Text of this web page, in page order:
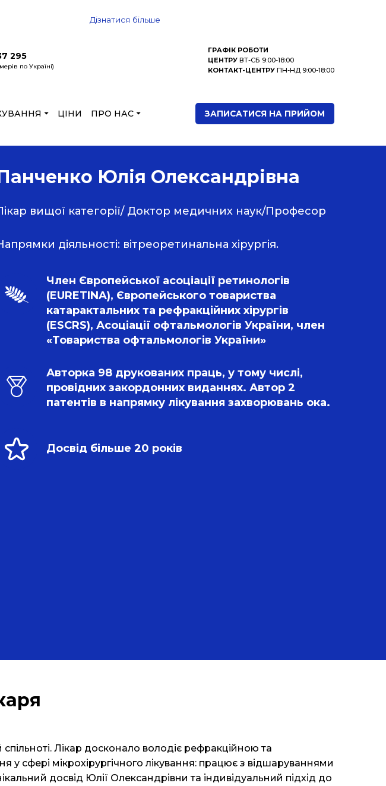
Дізнатися більше
295
по Україні)
ГРАФІК РОБОТИ
ЦЕНТРУ ВТ-СБ 9:00-18:00
КОНТАКТ-ЦЕНТРУ ПН-НД 9:00-18:00
ЦІНИ ПРО НАС ЗАПИСАТИСЯ НА ПРИЙОМ
Юлія Олександрівна
вищої категорії/ Доктор медичних наук/Професор
діяльності: вітреоретинальна хірургія.
Член Європейської асоціації ретинологів
(EURETINA), Європейського товариства
катарактальних та рефракційних хірургів
(ESCRS), Асоціації офтальмологів України, член
«Товариства офтальмологів України»
Авторка 98 друкованих праць, у тому числі,
провідних закордонних виданнях. Автор 2
патентів в напрямку лікування захворювань ока.
Досвід більше 20 років
Лікар досконало володіє рефракційною та
у сфері мікрохірургічного лікування: працює з відшаруваннями
досвід Юлії Олександрівни та індивідуальний підхід до